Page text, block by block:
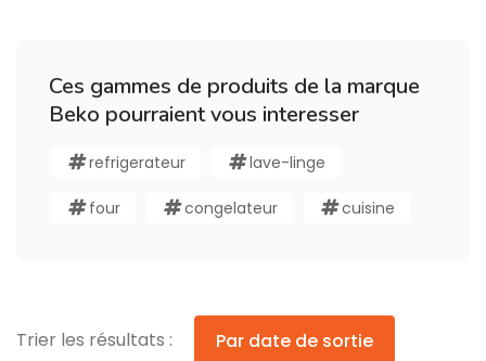
Ces gammes de produits de la marque
Beko pourraient vous interesser
refrigerateur lave-linge
four congelateur cuisine
Trier les résultats : Par date de sortie